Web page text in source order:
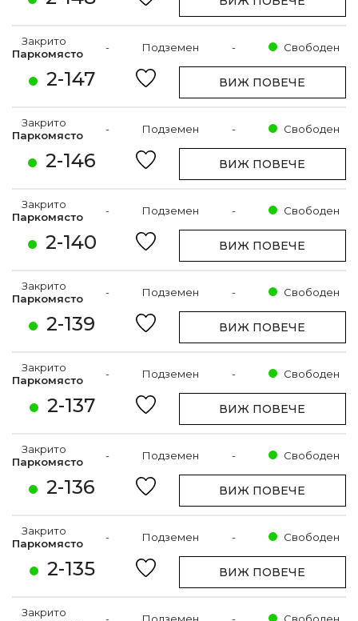
2-147
Закрито
Паркомясто
- Подземен - Свободен
ВИЖ ПОВЕЧЕ
2-146
Закрито
Паркомясто
- Подземен - Свободен
ВИЖ ПОВЕЧЕ
2-140
Закрито
Паркомясто
- Подземен - Свободен
ВИЖ ПОВЕЧЕ
2-139
Закрито
Паркомясто
- Подземен - Свободен
ВИЖ ПОВЕЧЕ
2-137
Закрито
Паркомясто
- Подземен - Свободен
ВИЖ ПОВЕЧЕ
2-136
Закрито
Паркомясто
- Подземен - Свободен
ВИЖ ПОВЕЧЕ
2-135
Закрито
Паркомясто
- Подземен - Свободен
ВИЖ ПОВЕЧЕ
Закрито
- Подземен - Свободен